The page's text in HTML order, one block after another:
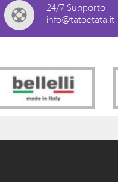
24/7 Supporto
info@tatoetata.it